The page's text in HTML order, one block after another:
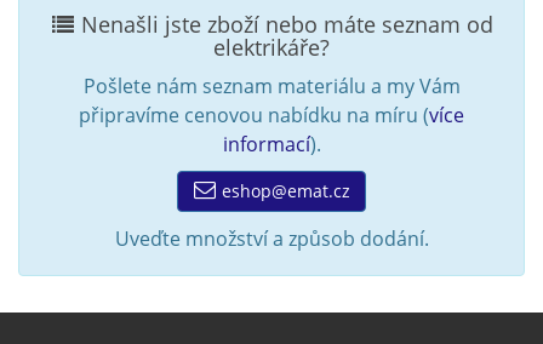
Nenašli jste zboží nebo máte seznam od
elektrikáře?
Pošlete nám seznam materiálu a my Vám
připravíme cenovou nabídku na míru (více
informací).
eshop@emat.cz
Uveďte množství a způsob dodání.